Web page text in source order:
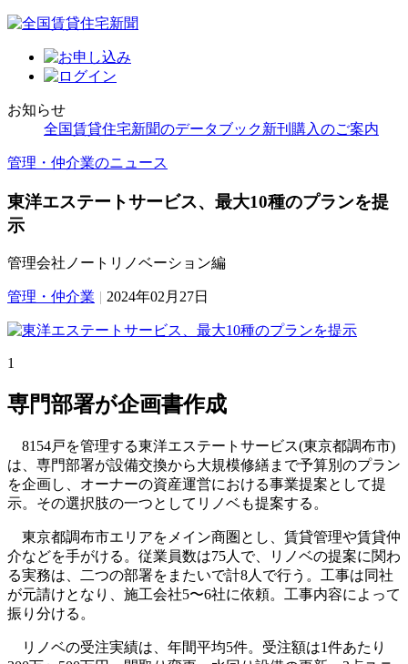
お知らせ
全国賃貸住宅新聞のデータブック新刊購入のご案内
管理・仲介業のニュース
東洋エステートサービス、最大10種のプランを提
示
管理会社ノートリノベーション編
管理・仲介業 | 2024年02月27日
1
専門部署が企画書作成
8154戸を管理する東洋エステートサービス(東京都調布市)
は、専門部署が設備交換から大規模修繕まで予算別のプラン
を企画し、オーナーの資産運営における事業提案として提
示。その選択肢の一つとしてリノベも提案する。
東京都調布市エリアをメイン商圏とし、賃貸管理や賃貸仲
介などを手がける。従業員数は75人で、リノベの提案に関わ
る実務は、二つの部署をまたいで計8人で行う。工事は同社
が元請けとなり、施工会社5〜6社に依頼。工事内容によって
振り分ける。
リノベの受注実績は、年間平均5件。受注額は1件あたり